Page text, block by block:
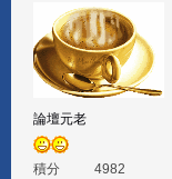
論壇元老
積分
4982